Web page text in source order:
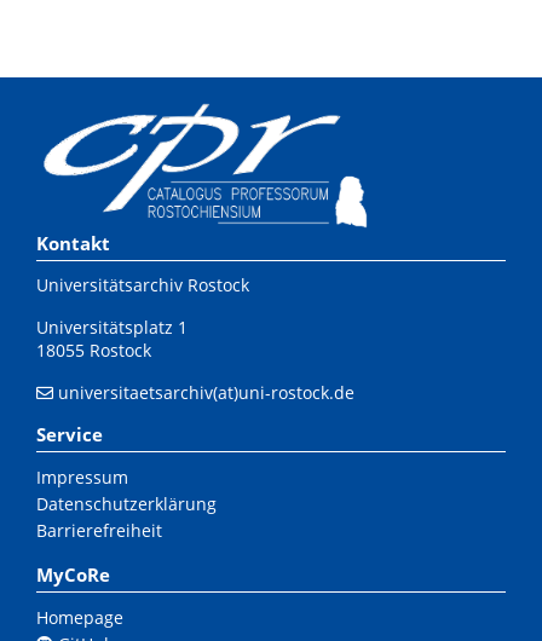
Kontakt
Universitätsarchiv Rostock
Universitätsplatz 1
18055 Rostock
universitaetsarchiv(at)uni-rostock.de
Service
Impressum
Datenschutzerklärung
Barrierefreiheit
MyCoRe
Homepage